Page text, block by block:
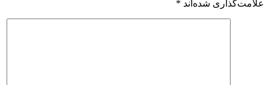
علامت‌گذاری شده‌اند *